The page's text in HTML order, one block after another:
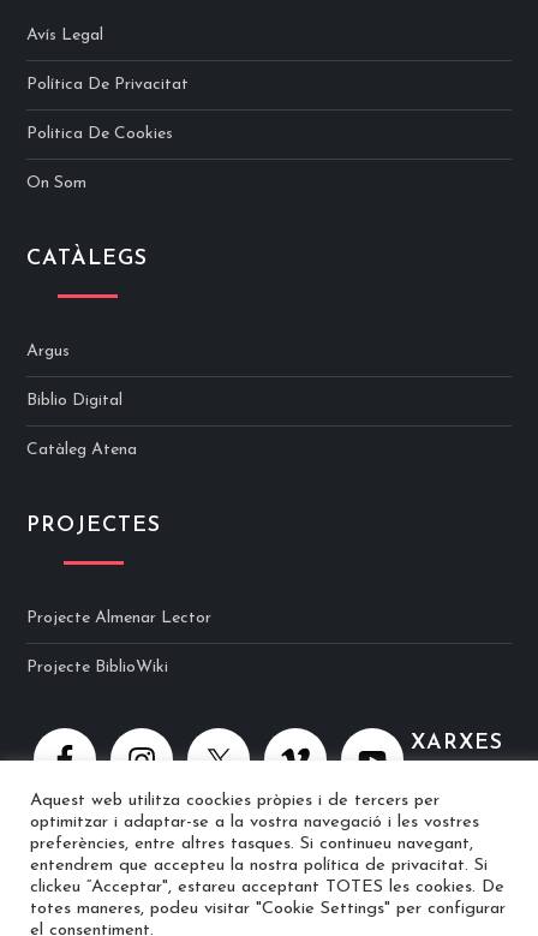
Avís Legal
Política De Privacitat
Politica De Cookies
On Som
CATÀLEGS
Argus
Biblio Digital
Catàleg Atena
PROJECTES
Projecte Almenar Lector
Projecte BiblioWiki
XARXES
© 2025 Biblioteca Ramon Berenguer IV · Web implementat per
Aquest web utilitza coockies pròpies i de tercers per
optimitzar i adaptar-se a la vostra navegació i les vostres
preferències, entre altres tasques. Si continueu navegant,
entendrem que accepteu la nostra política de privacitat. Si
clickeu “Acceptar", estareu acceptant TOTES les cookies. De
totes maneres, podeu visitar "Cookie Settings" per configurar
el consentiment.